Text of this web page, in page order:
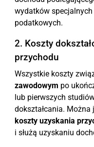
wydatków
podatkowych.
2. Koszty
przychodu
Wszystkie koszty
zawodowym po
lub pierwszych
dokształcania. Można
koszty uzyskania
i służą uzyskaniu